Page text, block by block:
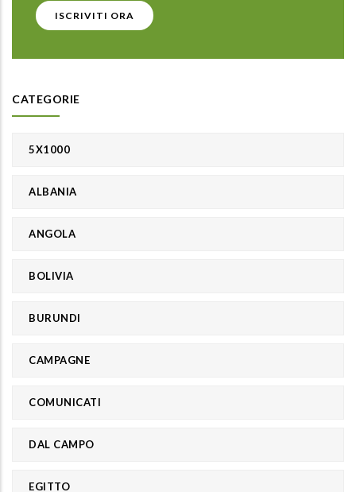
ISCRIVITI ORA
CATEGORIE
5X1000
ALBANIA
ANGOLA
BOLIVIA
BURUNDI
CAMPAGNE
COMUNICATI
DAL CAMPO
EGITTO